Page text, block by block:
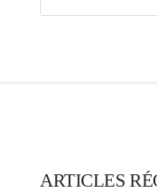
ARTICLES